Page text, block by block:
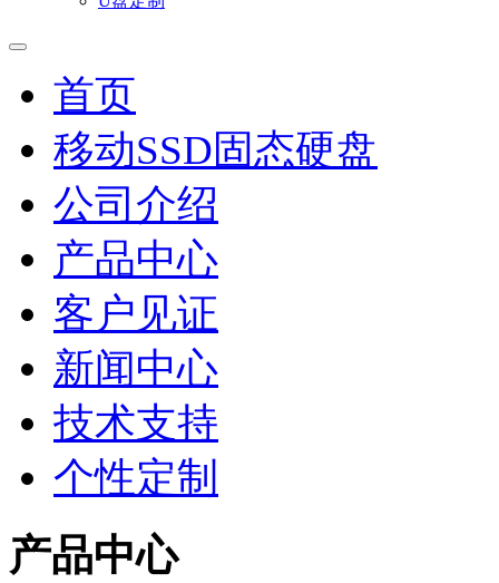
首页
移动SSD固态硬盘
公司介绍
产品中心
客户见证
新闻中心
技术支持
个性定制
产品中心